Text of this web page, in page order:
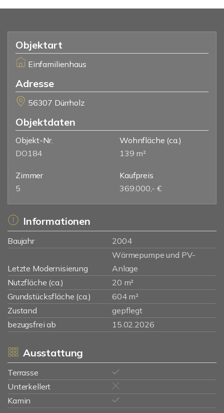
Objektart
Einfamilienhaus
Adresse
56307 Dürrholz
Objektdaten
Objekt-Nr.
DO184
Wohnfläche (ca.)
139 m²
Zimmer
5
Kaufpreis
369.000,- €
Informationen
Baujahr 2004
Letzte Modernisierung
Wärmepumpe und PV-
Anlage
Nutzfläche (ca.)
20 m²
Grundstücksfläche (ca.)
604 m²
Zustand
gepflegt
bezugsfrei ab
15.02.2026
Ausstattung
Terrasse
Unterkellert
Kamin